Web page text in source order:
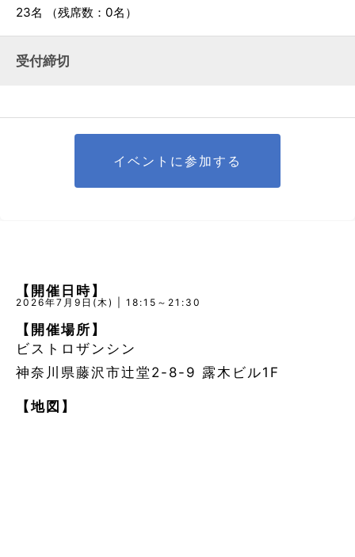
23名 （残席数：0名）
受付締切
イベントに参加する
【開催日時】
2026年7月9日(木) | 18:15～21:30
【開催場所】
ビストロザンシン
神奈川県藤沢市辻堂2-8-9 露木ビル1F
【地図】